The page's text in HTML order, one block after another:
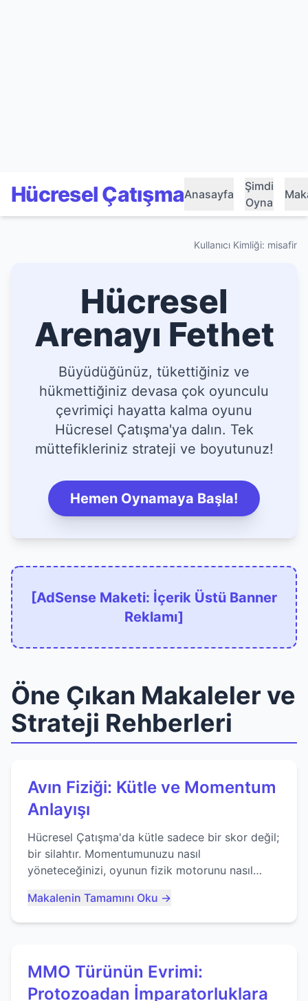
Hücresel ÇatışmaAnasayfa
Şimdi
Oyna
Kullanıcı Kimliği: misafir
Hücresel
Arenayı Fethet
Büyüdüğünüz, tükettiğiniz ve
hükmettiğiniz devasa çok oyunculu
çevrimiçi hayatta kalma oyunu
Hücresel Çatışma'ya dalın. Tek
müttefikleriniz strateji ve boyutunuz!
Hemen Oynamaya Başla!
[AdSense Maketi: İçerik Üstü Banner
Reklamı]
Öne Çıkan Makaleler ve
Strateji Rehberleri
Avın Fiziği: Kütle ve Momentum
Anlayışı
Hücresel Çatışma'da kütle sadece bir skor değil;
bir silahtır. Momentumunuzu nasıl
yöneteceğinizi, oyunun fizik motorunu nasıl
ustalaşacağınızı öğrenin...
Makalenin Tamamını Oku →
MMO Türünün Evrimi:
Protozoadan İmparatorluklara